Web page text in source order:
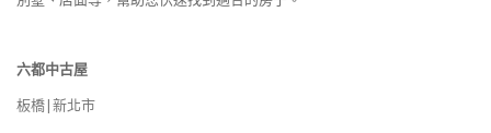
六都中古屋
板橋|新北市